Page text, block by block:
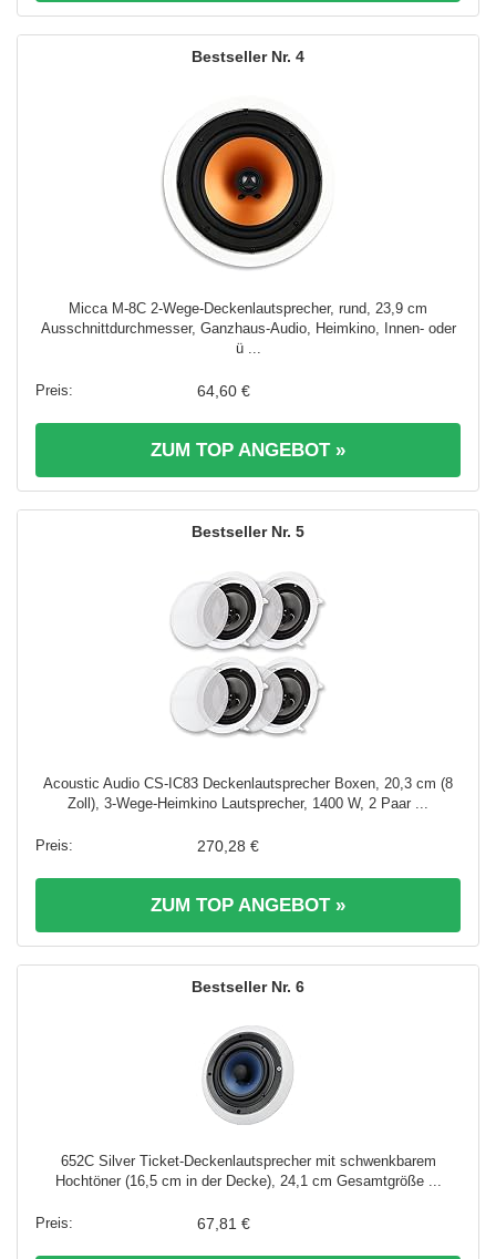
4
Micca M-8C 2-Wege-Deckenlautsprecher, rund, 23,9 cm
Ausschnittdurchmesser, Ganzhaus-Audio, Heimkino, Innen- oder
ü ...
64,60 €
ZUM TOP ANGEBOT »
5
Acoustic Audio CS-IC83 Deckenlautsprecher Boxen, 20,3 cm (8
Zoll), 3-Wege-Heimkino Lautsprecher, 1400 W, 2 Paar ...
270,28 €
ZUM TOP ANGEBOT »
6
652C Silver Ticket-Deckenlautsprecher mit schwenkbarem
Hochtöner (16,5 cm in der Decke), 24,1 cm Gesamtgröße ...
67,81 €